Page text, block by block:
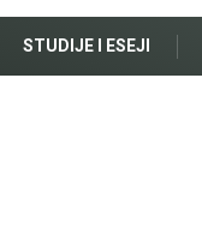
STUDIJE I ESEJI